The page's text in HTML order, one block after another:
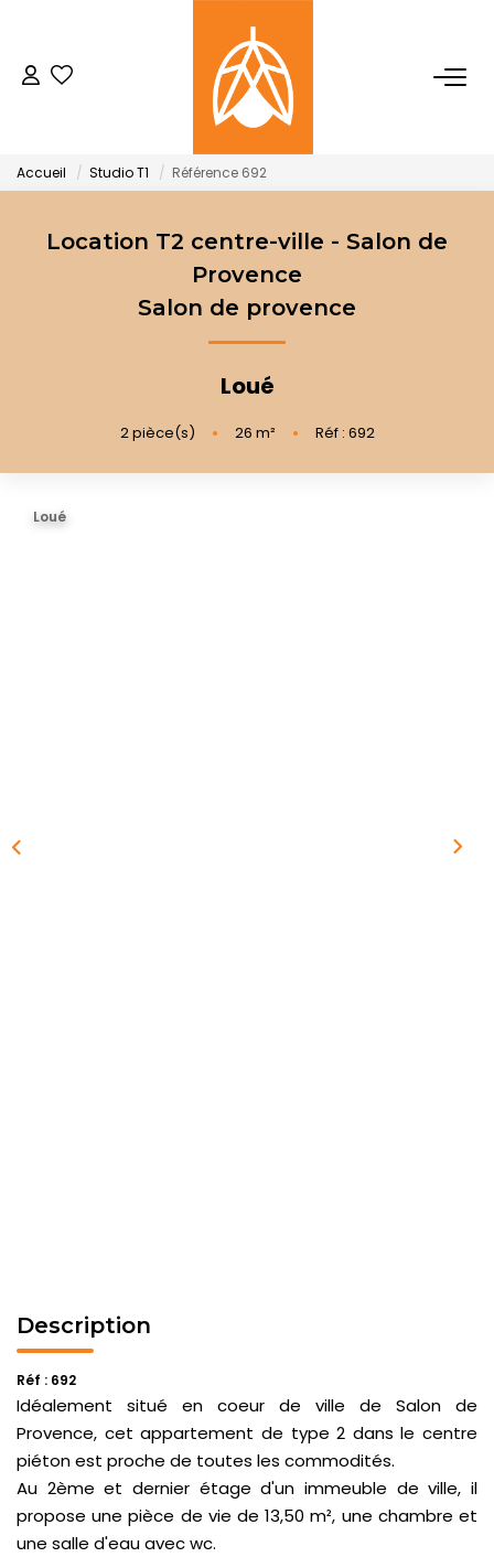
NOTRE AGENCE
Qui Sommes-Nous
Nos Actualités
ACHETER
LOUER
GESTION
Accueil Studio T1 Référence 692
Location T2 centre-ville - Salon de
Provence
Salon de provence
Loué
2pièce(s) • 26 m² • Réf : 692
Loué
Description
Réf : 692
Idéalement situé en coeur de ville de Salon de
Provence, cet appartement de type 2 dans le centre
piéton est proche de toutes les commodités.
Au 2ème et dernier étage d'un immeuble de ville, il
propose une pièce de vie de 13,50 m², une chambre et
une salle d'eau avec wc.